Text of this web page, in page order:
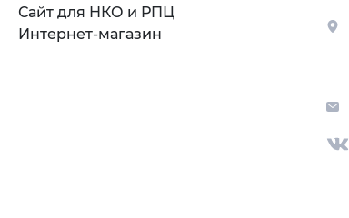
Сайт для НКО и РПЦ
Интернет-магазин